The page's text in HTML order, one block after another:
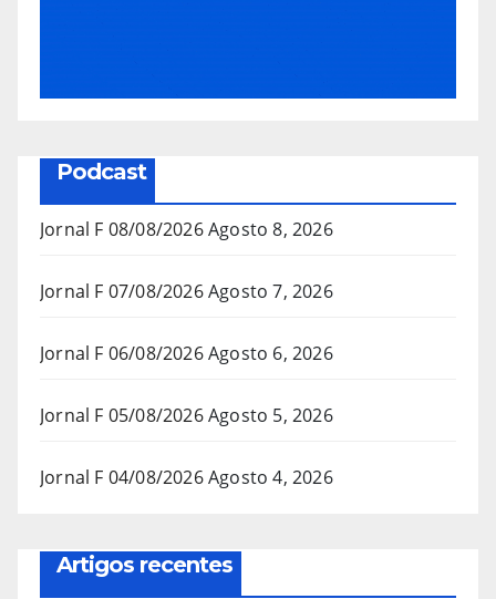
Podcast
Jornal F 08/08/2026Agosto 8, 2026
Jornal F 07/08/2026Agosto 7, 2026
Jornal F 06/08/2026Agosto 6, 2026
Jornal F 05/08/2026Agosto 5, 2026
Jornal F 04/08/2026Agosto 4, 2026
Artigos recentes